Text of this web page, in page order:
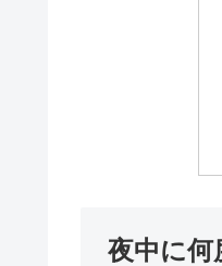
夜中に